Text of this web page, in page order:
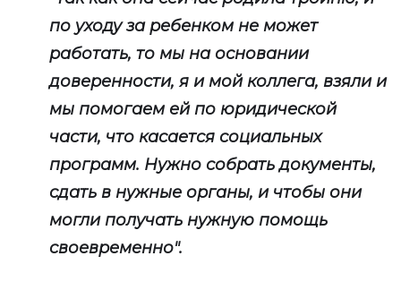
по уходу за ребенком не может
работать, то мы на основании
доверенности, я и мой коллега, взяли и
мы помогаем ей по юридической
части, что касается социальных
программ. Нужно собрать документы,
сдать в нужные органы, и чтобы они
могли получать нужную помощь
своевременно".